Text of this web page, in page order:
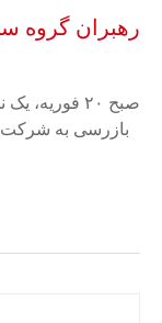
رهبران گروه
صبح ۲۰
بازرسی به